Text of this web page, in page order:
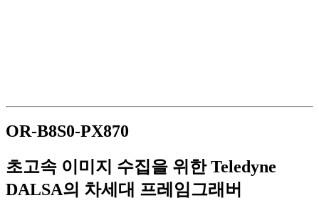
OR-B8S0-PX870
초고속 이미지 수집을 위한 Teledyne
DALSA의 차세대 프레임그래버